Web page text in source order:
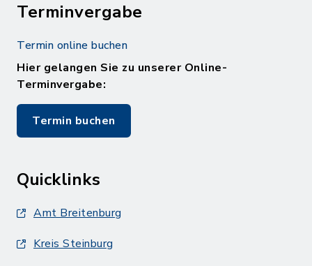
Terminvergabe
Termin online buchen
Hier gelangen Sie zu unserer Online-
Terminvergabe:
Termin buchen
Quicklinks
Amt Breitenburg
Kreis Steinburg